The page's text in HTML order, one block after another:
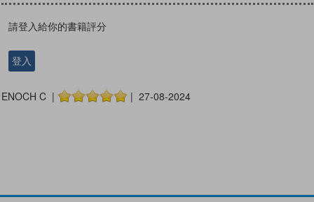
請登入給你的書籍評分
登入
ENOCH C | | 27-08-2024